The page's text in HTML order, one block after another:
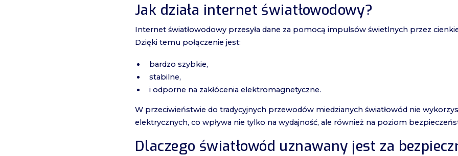
Jak działa internet światłowodowy?
Internet światłowodowy przesyła dane za pomocą impulsów świetlnych przez
Dzięki temu połączenie jest:
bardzo szybkie,
stabilne,
i odporne na zakłócenia elektromagnetyczne.
W przeciwieństwie do tradycyjnych przewodów miedzianych światłowód nie
elektrycznych, co wpływa nie tylko na wydajność, ale również na poziom
Dlaczego światłowód uznawany jest za